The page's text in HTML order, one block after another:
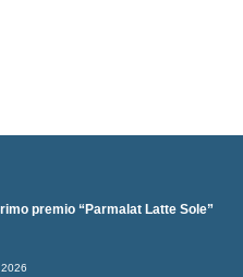
premio “Parmalat Latte Sole”